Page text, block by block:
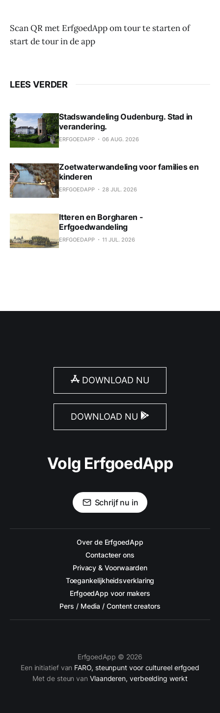
Scan QR met ErfgoedApp om tour te starten of
start de tour in de app
LEES VERDER
Stadswandeling Oudenburg. Stad in
verandering.
ERFGOEDAPP 06 AUG. 2026
Zoetwaterwandeling voor families en
kinderen
ERFGOEDAPP 28 JUL. 2026
Itteren en Borgharen -
Erfgoedwandeling
ERFGOEDAPP 11 JUL. 2026
DOWNLOAD NU
DOWNLOAD NU
Volg ErfgoedApp
Schrijf nu in
Over de ErfgoedApp
Contacteer ons
Privacy & Voorwaarden
Toegankelijkheidsverklaring
ErfgoedApp voor makers
Pers / Media / Content creators
ErfgoedApp © 2026
Een initiatief van FARO, steunpunt voor cultureel erfgoed
Met de steun van Vlaanderen, verbeelding werkt